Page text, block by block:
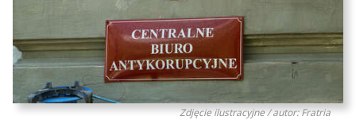
Zdjęcie ilustracyjne / autor: Fratria